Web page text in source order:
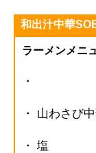
和出汁中華
ラーメンメニ
・
・ 山わさ